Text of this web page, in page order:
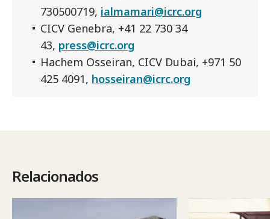
730500719, ialmamari@icrc.org
CICV Genebra, +41 22 730 34
43, press@icrc.org
Hachem Osseiran, CICV Dubai, +971 50
425 4091, hosseiran@icrc.org
Relacionados